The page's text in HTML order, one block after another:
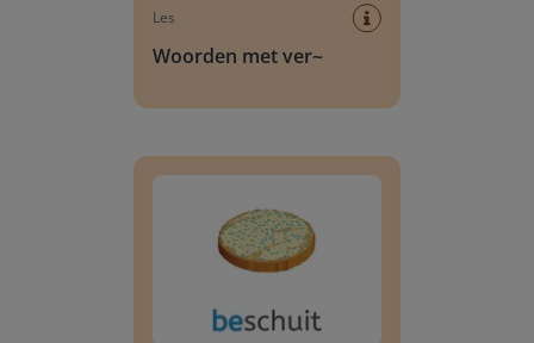
Les
Woorden met ver~